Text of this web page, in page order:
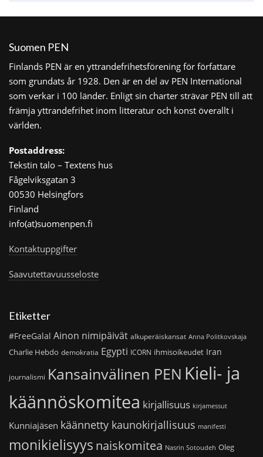
Suomen PEN
Finlands PEN är en yttrandefrihetsförening för författare
som grundats år 1928. Den är en del av PEN International
som verkar i 100 länder. Enligt sin charter strävar PEN till att
främja yttrandefrihet inom litteratur och konst överallt i
världen.
Postaddress:
Tekstin talo – Textens hus
Fågelviksgatan 3
00530 Helsingfors
Finland
info(at)suomenpen.fi
Kontaktuppgifter
Saavutettavuusseloste
Etiketter
#FreeGalal Ainon nimipäivät alkuperäiskansat Anna Politkovskaja
Charlie Hebdo demokratia Egypti ICORN ihmisoikeudet Iran
journalismi Kansainvälinen PEN Kieli- ja
käännöskomitea kirjallisuus kirjamessut
Kunniajäsen käännetty kaunokirjallisuus manifesti
monikielisyys naiskomitea Nasrin Sotoudeh Oleg